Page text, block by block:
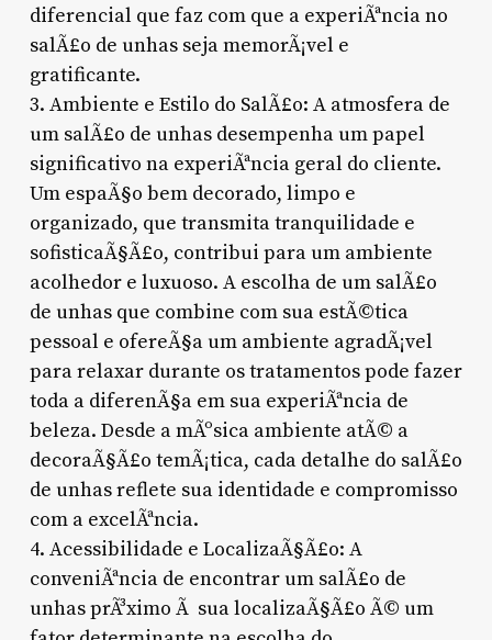
diferencial que faz com que a experiÃªncia no
salÃ£o de unhas seja memorÃ¡vel e
gratificante.
3. Ambiente e Estilo do SalÃ£o: A atmosfera de
um salÃ£o de unhas desempenha um papel
significativo na experiÃªncia geral do cliente.
Um espaÃ§o bem decorado, limpo e
organizado, que transmita tranquilidade e
sofisticaÃ§Ã£o, contribui para um ambiente
acolhedor e luxuoso. A escolha de um salÃ£o
de unhas que combine com sua estÃ©tica
pessoal e ofereÃ§a um ambiente agradÃ¡vel
para relaxar durante os tratamentos pode fazer
toda a diferenÃ§a em sua experiÃªncia de
beleza. Desde a mÃºsica ambiente atÃ© a
decoraÃ§Ã£o temÃ¡tica, cada detalhe do salÃ£o
de unhas reflete sua identidade e compromisso
com a excelÃªncia.
4. Acessibilidade e LocalizaÃ§Ã£o: A
conveniÃªncia de encontrar um salÃ£o de
unhas prÃ³ximo Ã sua localizaÃ§Ã£o Ã© um